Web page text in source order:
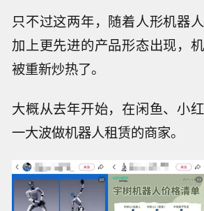
只不过这两年，随着人形机器
加上更先进的产品形态出现，
被重新炒热了。
大概从去年开始，在闲鱼、小
一大波做机器人租赁的商家。